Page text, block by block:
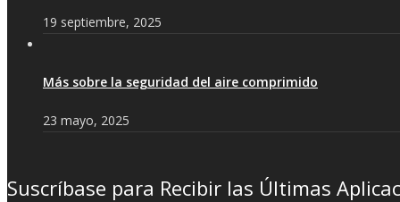
19 septiembre, 2025
Más sobre la seguridad del aire comprimido
23 mayo, 2025
Suscríbase para Recibir las Últimas